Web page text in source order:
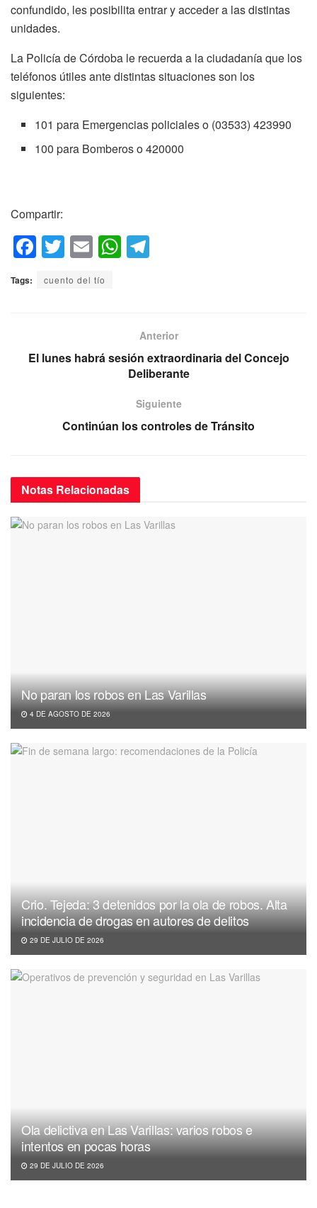
confundido, les posibilita entrar y acceder a las distintas
unidades.
La Policía de Córdoba le recuerda a la ciudadanía que los
teléfonos útiles ante distintas situaciones son los
siguientes:
101 para Emergencias policiales o (03533) 423990
100 para Bomberos o 420000
Compartir:
F
a
c
o
T
wi
tt
E
m
ail
W
h
p
p
a
m
Tags: cuento del tío
Anterior
El lunes habrá sesión extraordinaria del Concejo
Deliberante
Siguiente
Continúan los controles de Tránsito
Notas Relacionadas
No paran los robos en Las Varillas
4 DE AGOSTO DE 2026
Crio. Tejeda: 3 detenidos por la ola de robos. Alta
incidencia de drogas en autores de delitos
29 DE JULIO DE 2026
Ola delictiva en Las Varillas: varios robos e
intentos en pocas horas
29 DE JULIO DE 2026